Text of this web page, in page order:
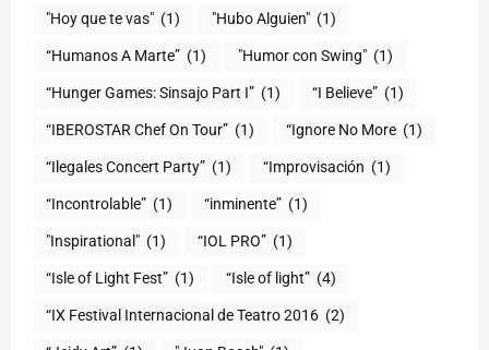
"Hoy que te vas" (1) "Hubo Alguien" (1)
“Humanos A Marte” (1) "Humor con Swing" (1)
(1) “I Believe” (1)
“IBEROSTAR Chef On Tour” (1) “Ignore No More (1)
“Ilegales Concert Party” (1) “Improvisación (1)
“Incontrolable” (1) “inminente” (1)
"Inspirational" (1) “IOL PRO” (1)
“Isle of Light Fest” (1) “Isle of light” (4)
“IX Festival Internacional de Teatro 2016 (2)